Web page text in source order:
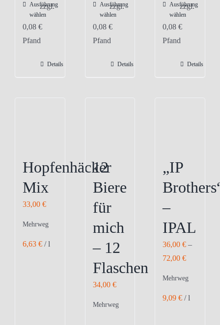
Ausführung
wählen
Dieses
Produkt
Varianten
gewählt
werden
zzgl.
0,08 €
Pfand
Details
Ausführung
wählen
Dieses
Produkt
Varianten
gewählt
werden
zzgl.
0,08 €
Pfand
Details
Ausführung
wählen
Dieses
Produkt
Varianten
gewählt
werden
zzgl.
0,08€
Pfand
Details
Hopfenhäcker
Mix
33,00 €
Mehrweg
6,63 € /l
12
Biere
für
mich
– 12
Flaschen
34,00 €
Mehrweg
„IP
–
IPAL
36,00€ –
72,00€
Mehrweg
9,09€ /l